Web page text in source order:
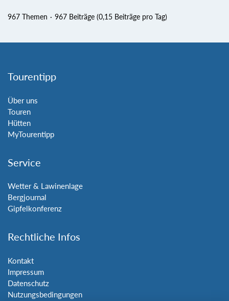
967 Themen 967 Beiträge (0,15 Beiträge pro Tag)
Tourentipp
Über uns
Touren
Hütten
MyTourentipp
Service
Wetter & Lawinenlage
Bergjournal
Gipfelkonferenz
Rechtliche Infos
Kontakt
Impressum
Datenschutz
Nutzungsbedingungen